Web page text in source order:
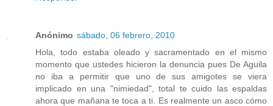
Anónimo sábado, 06 febrero, 2010
Hola, todo estaba oleado y sacramentado en el mismo
momento que ustedes hicieron la denuncia pues De Aguila
no iba a permitir que uno de sus amigotes se viera
implicado en una "nimiedad", total te cuido las espaldas
ahora que mañana te toca a ti. Es realmente un asco cómo